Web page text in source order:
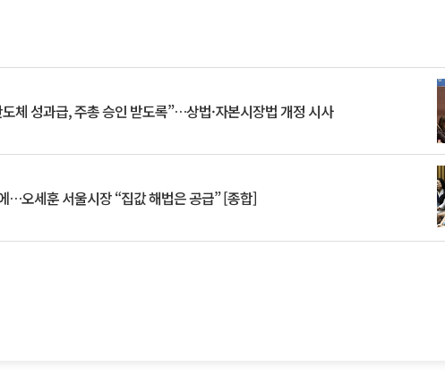
체 성과급, 주총 승인 받도록”…상법·자본시장법 개정 시사
…오세훈 서울시장 “집값 해법은 공급” [종합]